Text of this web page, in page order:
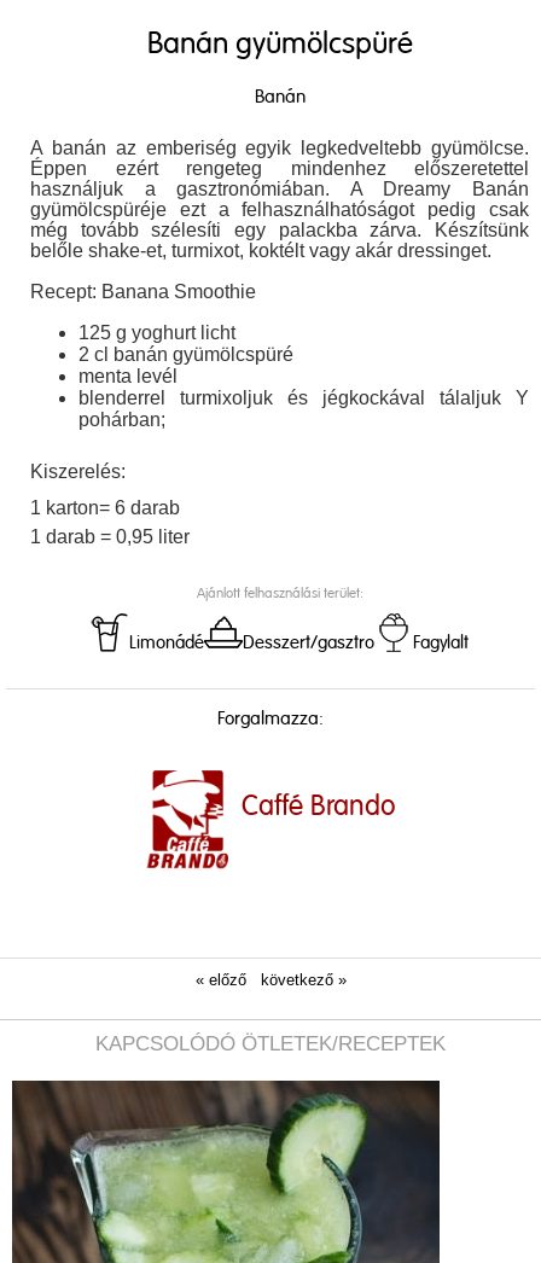
Banán gyümölcspüré
Banán
A banán az emberiség egyik legkedveltebb gyümölcse.
Éppen ezért rengeteg mindenhez előszeretettel
használjuk a gasztronómiában. A Dreamy Banán
gyümölcspüréje ezt a felhasználhatóságot pedig csak
még tovább szélesíti egy palackba zárva. Készítsünk
belőle shake-et, turmixot, koktélt vagy akár dressinget.
Recept: Banana Smoothie
125 g yoghurt licht
2 cl banán gyümölcspüré
menta levél
blenderrel turmixoljuk és jégkockával tálaljuk Y
pohárban;
Kiszerelés:
1 karton= 6 darab
1 darab = 0,95 liter
Ajánlott felhasználási terület:
Limonádé Desszert/gasztro Fagylalt
Forgalmazza:
Caffé Brando
« előző következő »
KAPCSOLÓDÓ ÖTLETEK/RECEPTEK